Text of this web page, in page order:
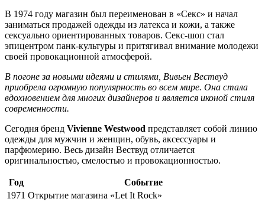
В 1974 году магазин был переименован в «Секс» и начал
заниматься продажей одежды из латекса и кожи, а также
сексуально ориентированных товаров. Секс-шоп стал
эпицентром панк-культуры и притягивал внимание молодежи
своей провокационной атмосферой.
В погоне за новыми идеями и стилями, Вивьен Вествуд
приобрела огромную популярность во всем мире. Она стала
вдохновением для многих дизайнеров и является иконой стиля
современности.
Сегодня бренд Vivienne Westwood представляет собой линию
одежды для мужчин и женщин, обувь, аксессуары и
парфюмерию. Весь дизайн Вествуд отличается
оригинальностью, смелостью и провокационностью.
Год
Событие
1971 Открытие магазина «Let It Rock»